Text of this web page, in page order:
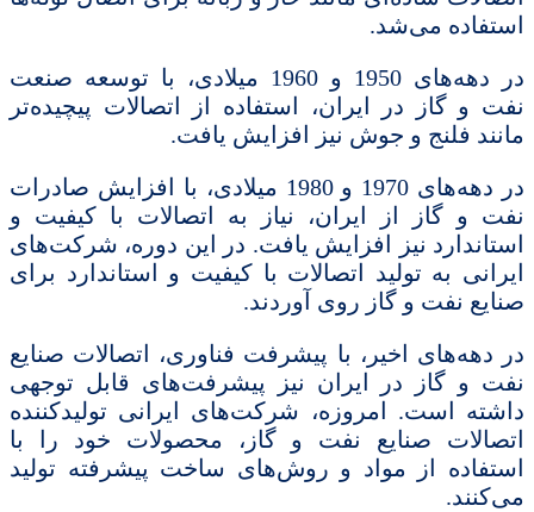
استفاده می‌شد.
در دهه‌های 1950 و 1960 میلادی، با توسعه صنعت
نفت و گاز در ایران، استفاده از اتصالات پیچیده‌تر
مانند فلنج و جوش نیز افزایش یافت.
در دهه‌های 1970 و 1980 میلادی، با افزایش صادرات
نفت و گاز از ایران، نیاز به اتصالات با کیفیت و
استاندارد نیز افزایش یافت. در این دوره، شرکت‌های
ایرانی به تولید اتصالات با کیفیت و استاندارد برای
صنایع نفت و گاز روی آوردند.
در دهه‌های اخیر، با پیشرفت فناوری، اتصالات صنایع
نفت و گاز در ایران نیز پیشرفت‌های قابل توجهی
داشته است. امروزه، شرکت‌های ایرانی تولیدکننده
اتصالات صنایع نفت و گاز، محصولات خود را با
استفاده از مواد و روش‌های ساخت پیشرفته تولید
می‌کنند.